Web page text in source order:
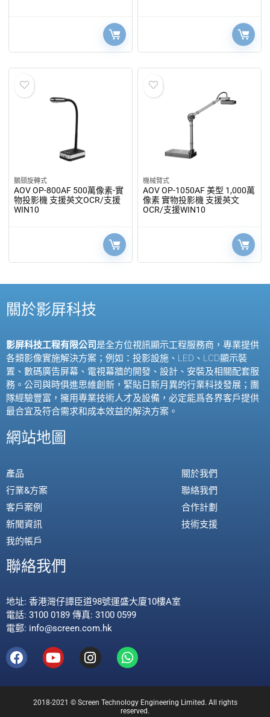
鵝頸旋轉式
AOV OP-800AF 500萬像素-實
物投影機 支援英文OCR/支援
WIN10
機械臂式
AOV OP-1050AF 美型 1,000萬
像素 實物投影機 支援英文
OCR/支援WIN10
關於影屏科技
影屏科技工程有限公司是全方位視訊顯示工程服務商，專業提供
各類影像實施解決方案；例如：投影設施、 LED 、 LCD顯示裝
置、數碼廣告屏幕、電視幕牆的開發、設計、安裝及相關配套服
務。公司與時俱進思維創新，緊貼日新月異的行業科技發展；團
隊經驗豐富，擁用專業技術人才及設備，必定能爲各界客戶提供
最合宜及符合需求和成本效益的解決方案。
網站地圖
產品
行業&方案
客戶案例
新聞資訊
我的帳戶
關於我們
聯絡我們
合作計劃
技術支援
聯絡我們
地址: 香港灣仔譚臣道98號運盛大廈10樓A室
電話: 3100 0189 傳真: 3100 0599
電郵: info@screen.com.hk
2018-2021 © Screen Technology Engineering Limited. All rights
reserved.